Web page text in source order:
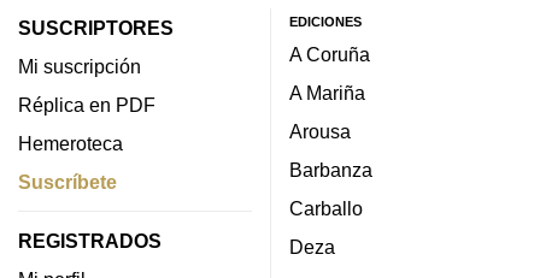
SUSCRIPTORES
Mi suscripción
Réplica en PDF
Hemeroteca
Suscríbete
REGISTRADOS
EDICIONES
A Coruña
A Mariña
Arousa
Barbanza
Carballo
Deza